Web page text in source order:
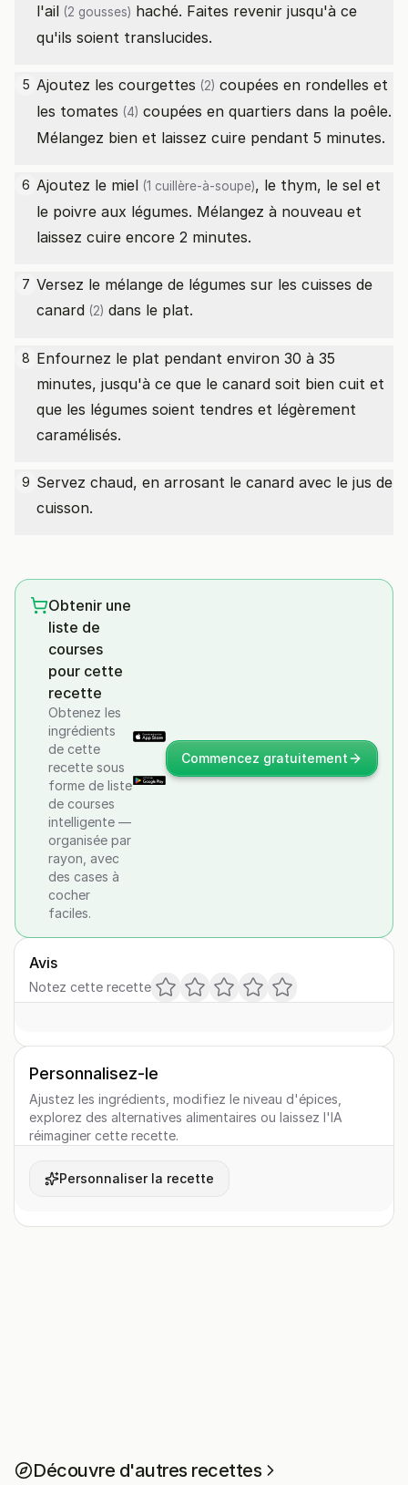
l'ail (2 gousses) haché. Faites revenir jusqu'à ce
qu'ils soient translucides.
5 Ajoutez les courgettes (2) coupées en rondelles et
les tomates (4) coupées en quartiers dans la poêle.
Mélangez bien et laissez cuire pendant 5 minutes.
6 Ajoutez le miel (1 cuillère-à-soupe), le thym, le sel et
le poivre aux légumes. Mélangez à nouveau et
laissez cuire encore 2 minutes.
7 Versez le mélange de légumes sur les cuisses de
canard (2) dans le plat.
8 Enfournez le plat pendant environ 30 à 35
minutes, jusqu'à ce que le canard soit bien cuit et
que les légumes soient tendres et légèrement
caramélisés.
9 Servez chaud, en arrosant le canard avec le jus de
cuisson.
Obtenir une
liste de
courses
pour cette
recette
Obtenez les
ingrédients
de cette
recette sous
forme de liste
de courses
intelligente —
organisée par
rayon, avec
des cases à
cocher
faciles.
Commencez gratuitement
Avis
Notez cette recette
Personnalisez-le
Ajustez les ingrédients, modifiez le niveau d'épices,
explorez des alternatives alimentaires ou laissez l'IA
réimaginer cette recette.
Personnaliser la recette
Découvre d'autres recettes